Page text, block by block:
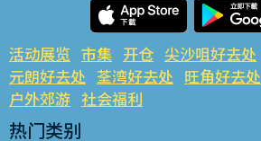
活动展览 市集 开仓 尖沙咀好去处
元朗好去处 荃湾好去处 旺角好去处
户外郊游 社会福利
热门类别